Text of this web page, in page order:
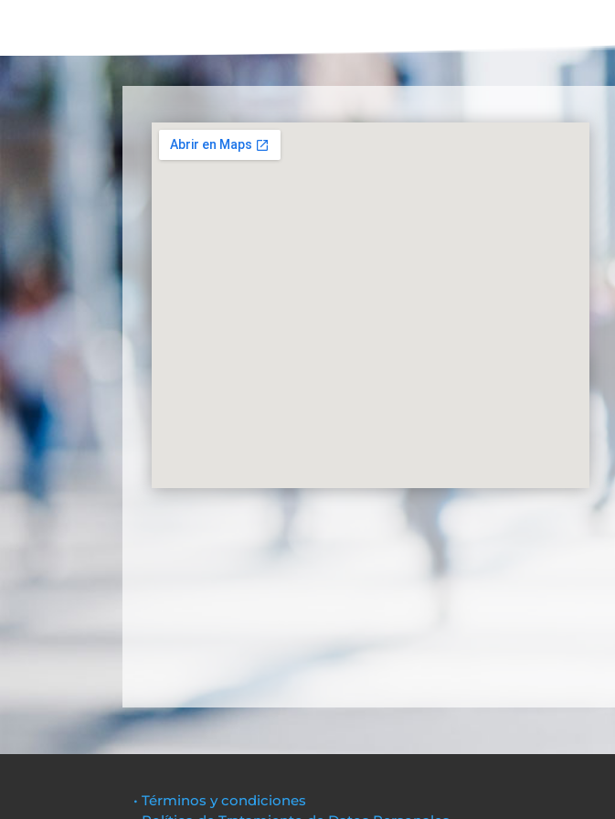
• Términos y condiciones